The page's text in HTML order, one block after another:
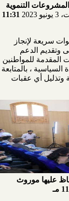
جنيه لتنفيذ المشروعات التنموية
2023
11:31
سريعة لإنجاز
وتقديم الدعم
المقدمة للمواطنين
، بالمتابعة
وتذليل أي عقبات
عليها موروث
مـ